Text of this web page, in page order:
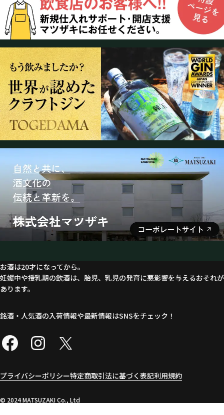
お酒は20才になってから。
妊娠中や授乳期の飲酒は、胎児、乳児の発育に悪影響を与えるおそれが
あります。
プライバシーポリシー特定商取引法に基づく表記利用規約
銘酒・人気酒の入荷情報や最新情報はSNSをチェック！
©︎ 2024 MATSUZAKI Co., Ltd